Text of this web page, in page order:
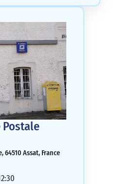
Postale
64510 Assat, France